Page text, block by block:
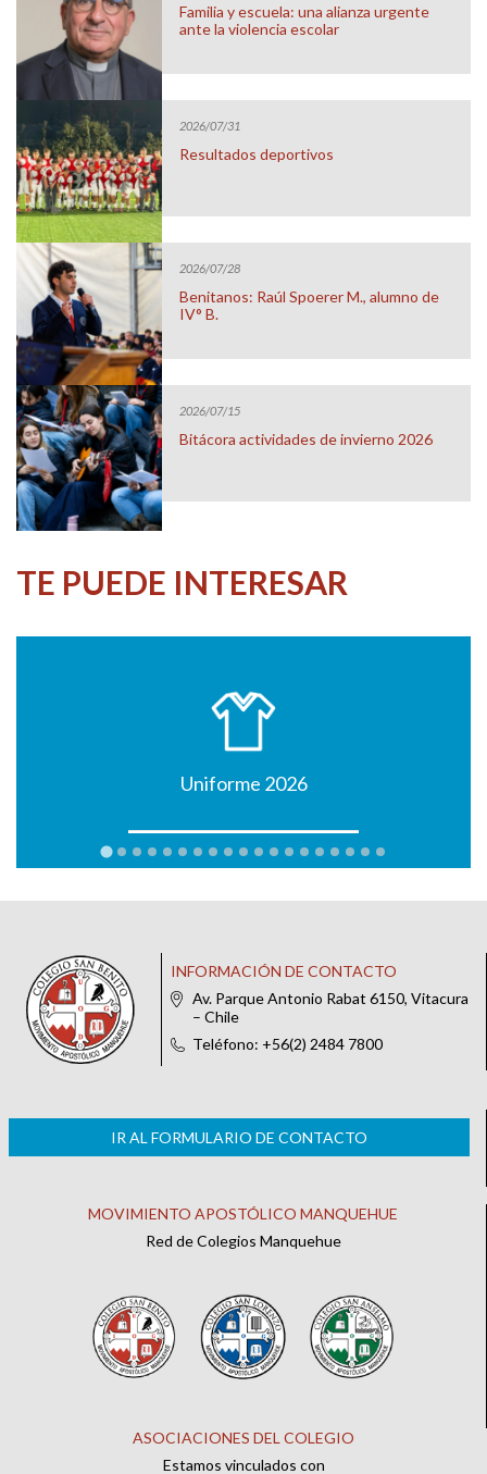
Familia y escuela: una alianza urgente
ante la violencia escolar
2026/07/31
Resultados deportivos
2026/07/28
Benitanos: Raúl Spoerer M., alumno de
IV° B.
2026/07/15
Bitácora actividades de invierno 2026
TE PUEDE INTERESAR
Uniforme 2026
INFORMACIÓN DE CONTACTO
Av. Parque Antonio Rabat 6150, Vitacura
– Chile
Teléfono: +56(2) 2484 7800
IR AL FORMULARIO DE CONTACTO
MOVIMIENTO APOSTÓLICO MANQUEHUE
Red de Colegios Manquehue
ASOCIACIONES DEL COLEGIO
Estamos vinculados con